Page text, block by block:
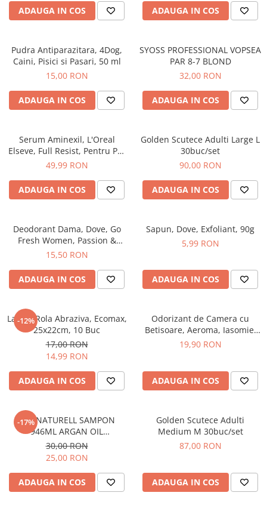
Inalbitor Rufe
Servetele Captare Culori
Solutie Pete
Diverse
Gratare
Incubatoare
Unelte
Accesorii
Hrana Caini
Hrana Uscata
Hrana Pisici
Hrana Umeda
Hrana Uscata
Ingrijire Animale
Ingrijire Copii
Accesorii Ingrijire Copii
Dus si Baie
Accesorii Baie
Gel de Dus pentru Copii
Pudra de Talc
Sampon pentru Copii
Uleiuri, Lotiuni si Creme
ADAUGA IN COS ADAUGA IN COS
Pudra Antiparazitara, 4Dog,
Caini, Pisici si Pasari, 50 ml
15,00 RON
ADAUGA IN COS
SYOSS PROFESSIONAL VOPSEA
PAR 8-7 BLOND
32,00 RON
ADAUGA IN COS
Serum Aminexil, L'Oreal
Elseve, Full Resist, Pentru Par
cu Tendinta de Cadere, 100
49,99 RON
ADAUGA IN COS
Golden Scutece Adulti Large L
30buc/set
90,00 RON
ADAUGA IN COS
Deodorant Dama, Dove, Go
Fresh Women, Passion &
Lemongrass, Spray, 150 ml
15,50 RON
ADAUGA IN COS
Sapun, Dove, Exfoliant, 90g
5,99 RON
ADAUGA IN COS
-12%
Laveta Rola Abraziva, Ecomax,
25x22cm, 10 Buc
17,00 RON
14,99 RON
ADAUGA IN COS
Odorizant de Camera cu
Betisoare, Aeroma, Iasomie,
125 ml -
19,90 RON
ADAUGA IN COS
-17%
BIO NATURELL SAMPON
946ML ARGAN OIL
&COLLAGEN
30,00 RON
25,00 RON
ADAUGA IN COS
Golden Scutece Adulti
Medium M 30buc/set
87,00 RON
ADAUGA IN COS